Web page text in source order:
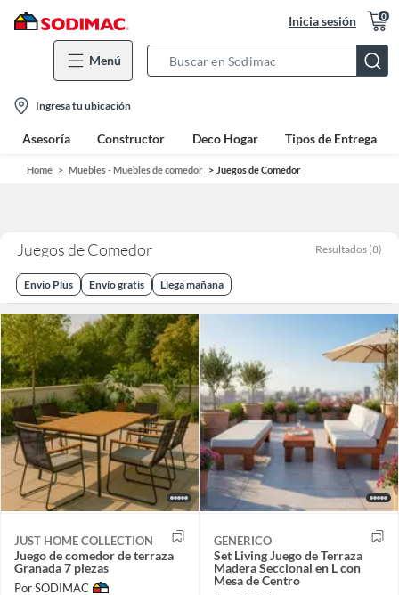
Inicia sesión 0
Menú
Bar
location-
icon
Ingresa tu ubicación
Asesoría Constructor Deco Hogar Tipos de Entrega
Home Muebles - Muebles de comedor Juegos de Comedor
Juegos de Comedor Resultados (8)
Envio Plus Envío gratis Llega mañana
JUST HOME COLLECTION
Juego de comedor de terraza
Granada 7 piezas
Por SODIMAC
GENERICO
Set Living Juego de Terraza
Madera Seccional en L con
Mesa de Centro